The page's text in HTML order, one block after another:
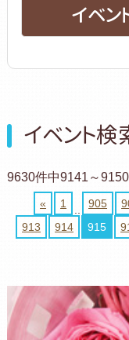
イベン
イベント
9630件中9141～
« 1 905
913
914 915